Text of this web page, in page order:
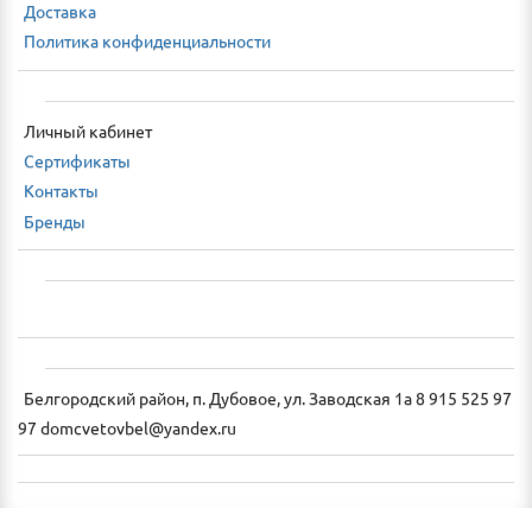
Доставка
Политика конфиденциальности
Личный кабинет
Сертификаты
Контакты
Бренды
Белгородский район, п. Дубовое, ул. Заводская 1а 8 915 525 97
97 domcvetovbel@yandex.ru